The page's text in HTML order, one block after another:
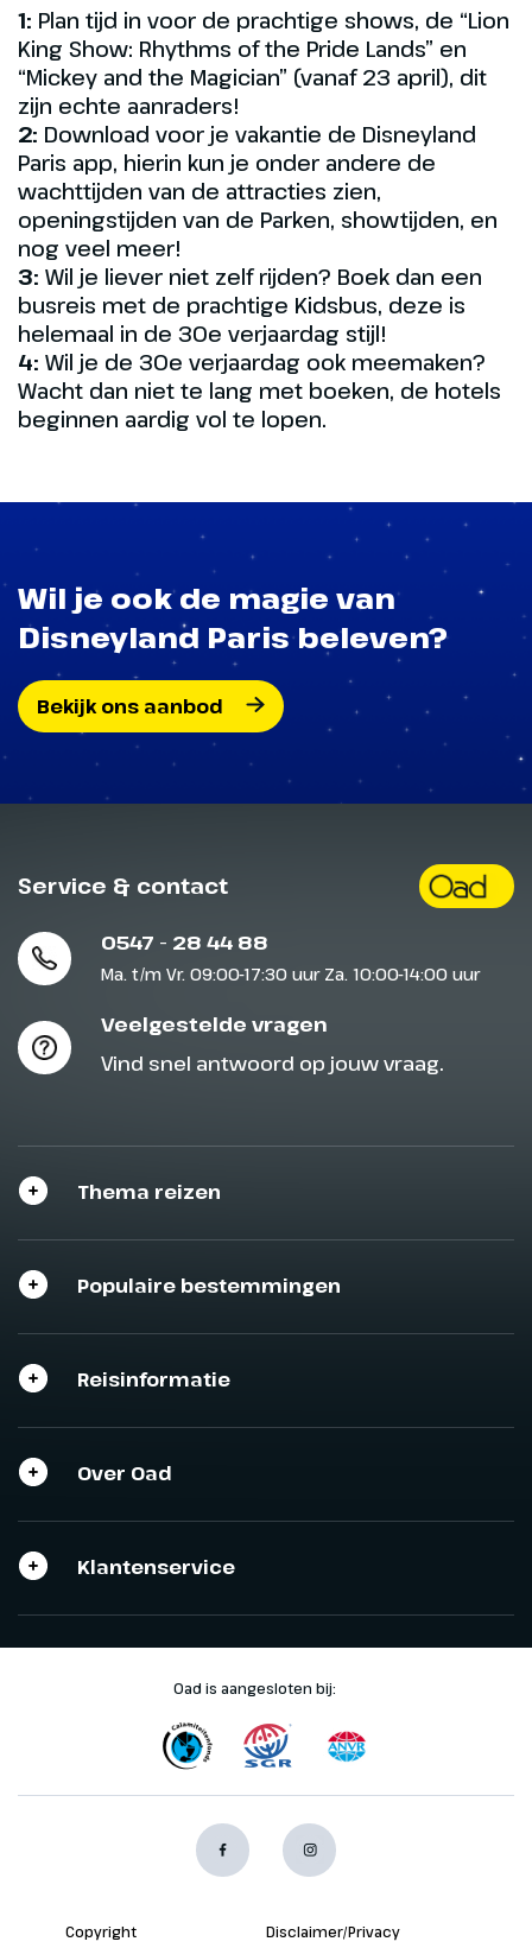
1: Plan tijd in voor de prachtige shows, de “Lion
King Show: Rhythms of the Pride Lands” en
“Mickey and the Magician” (vanaf 23 april), dit
zijn echte aanraders!
2: Download voor je vakantie de Disneyland
Paris app, hierin kun je onder andere de
wachttijden van de attracties zien,
openingstijden van de Parken, showtijden, en
nog veel meer!
3: Wil je liever niet zelf rijden? Boek dan een
busreis met de prachtige Kidsbus, deze is
helemaal in de 30e verjaardag stijl!
4: Wil je de 30e verjaardag ook meemaken?
Wacht dan niet te lang met boeken, de hotels
beginnen aardig vol te lopen.
Wil je ook de magie van
Disneyland Paris beleven?
Bekijk ons aanbod
Service & contact
0547 - 28 44 88
Ma. t/m Vr. 09:00-17:30 uur Za. 10:00-14:00 uur
Veelgestelde vragen
Vind snel antwoord op jouw vraag.
Thema reizen
Populaire bestemmingen
Reisinformatie
Over Oad
Klantenservice
Oad is aangesloten bij:
Copyright Disclaimer/Privacy